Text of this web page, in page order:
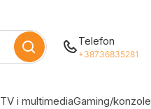
Telefon
+38736835281
TV i multimediaGaming/konzole